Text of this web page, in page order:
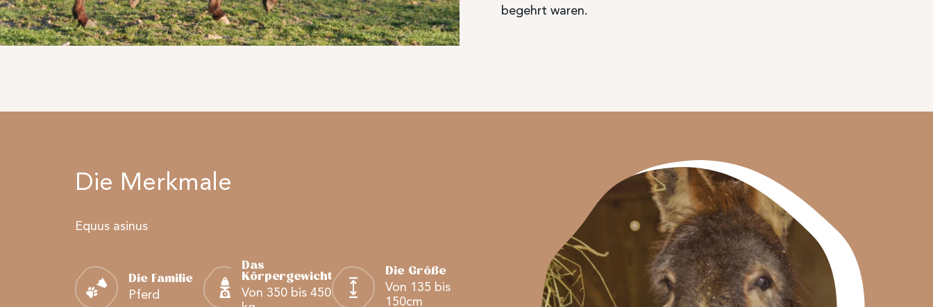
begehrt waren.
Die Merkmale
Equus asinus
Die Familie
Pferd
Das
Körpergewicht
Von 350 bis 450
Die Größe
Von 135 bis
150cm